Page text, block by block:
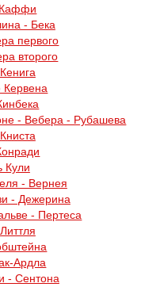
Каффи
- Бека
первого
второго
Кервена
- Вебера - Рубашева
Кули
- Вернея
- Дежерина
- Пертеса
Ардла
- Сентона